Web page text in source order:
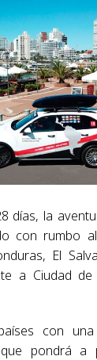
días, la
con rumbo
El
a Ciudad
con
pondrá a